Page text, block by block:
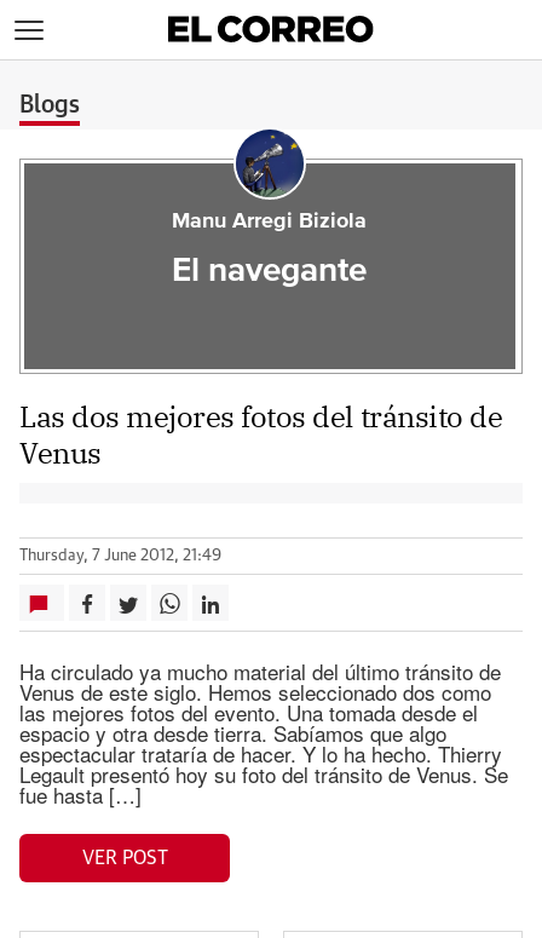
Blogs
Manu Arregi Biziola
El navegante
Las dos mejores fotos del tránsito de
Venus
Thursday, 7 June 2012, 21:49
Ha circulado ya mucho material del último tránsito de
Venus de este siglo. Hemos seleccionado dos como
las mejores fotos del evento. Una tomada desde el
espacio y otra desde tierra. Sabíamos que algo
espectacular trataría de hacer. Y lo ha hecho. Thierry
Legault presentó hoy su foto del tránsito de Venus. Se
fue hasta […]
VER POST